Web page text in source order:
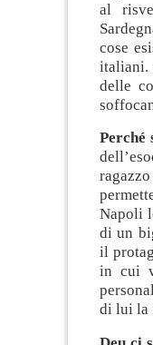
al
cose
italiani.
delle
Napoli
di un
il
in cui
di lui la